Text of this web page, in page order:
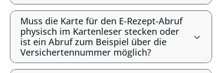
Muss die Karte für den E-Rezept-Abruf
physisch im Kartenleser stecken oder
ist ein Abruf zum Beispiel über die
Versichertennummer möglich?